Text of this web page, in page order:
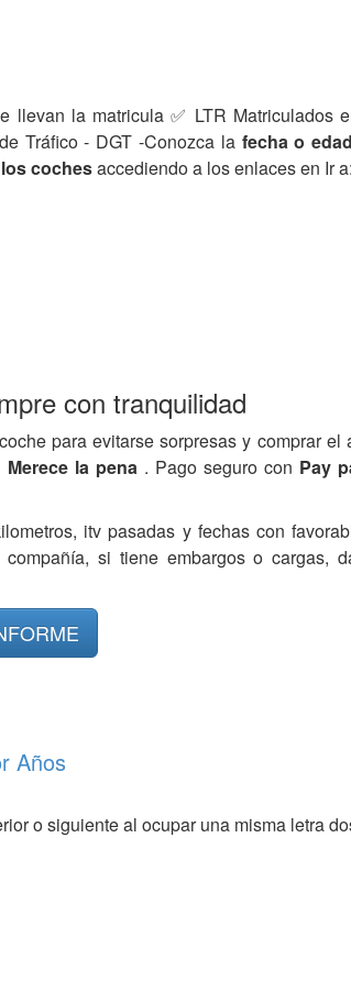
llevan la matricula ✅ LTR Matriculados
Tráfico - DGT -Conozca la fecha o
cochesaccediendo a los enlaces en Ir a:
con tranquilidad
para evitarse sorpresas y comprar el
Merece la pena . Pago seguro con Pay
itv pasadas y fechas con
si tiene embargos o cargas,
Años
o siguiente al ocupar una misma letra